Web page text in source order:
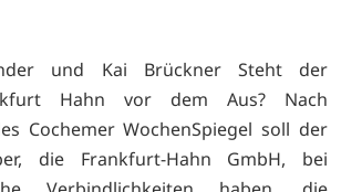
und Kai Brückner Steht der
Hahn vor dem Aus? Nach
Cochemer WochenSpiegel soll der
die Frankfurt-Hahn GmbH, bei